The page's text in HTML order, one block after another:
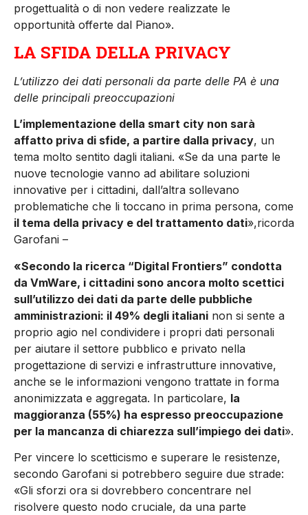
progettualità o di non vedere realizzate le
opportunità offerte dal Piano».
LA SFIDA DELLA PRIVACY
L’utilizzo dei dati personali da parte delle PA è una
delle principali preoccupazioni
L’implementazione della smart city non sarà
affatto priva di sfide, a partire dalla privacy, un
tema molto sentito dagli italiani. «Se da una parte le
nuove tecnologie vanno ad abilitare soluzioni
innovative per i cittadini, dall’altra sollevano
problematiche che li toccano in prima persona, come
il tema della privacy e del trattamento dati»,ricorda
Garofani –
«Secondo la ricerca “Digital Frontiers” condotta
da VmWare, i cittadini sono ancora molto scettici
sull’utilizzo dei dati da parte delle pubbliche
amministrazioni: il 49% degli italiani non si sente a
proprio agio nel condividere i propri dati personali
per aiutare il settore pubblico e privato nella
progettazione di servizi e infrastrutture innovative,
anche se le informazioni vengono trattate in forma
anonimizzata e aggregata. In particolare, la
maggioranza (55%) ha espresso preoccupazione
per la mancanza di chiarezza sull’impiego dei dati».
Per vincere lo scetticismo e superare le resistenze,
secondo Garofani si potrebbero seguire due strade:
«Gli sforzi ora si dovrebbero concentrare nel
risolvere questo nodo cruciale, da una parte